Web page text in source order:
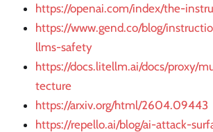
https://openai.com/index/the-
https://www.gend.co/blog/
llms-safety
https://docs.litellm.ai/docs/proxy/
tecture
https://arxiv.org/html/2604.09443
https://repello.ai/blog/ai-attack-